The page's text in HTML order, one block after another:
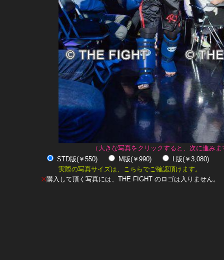
（大きな写真をクリックすると、次に進みま
STD版(￥550)
M版(￥990)
L版(￥3,080)
実際の写真サイズは、こちらでご確認頂けます。
※購入して頂く写真には、THE FIGHT のロゴは入りません。